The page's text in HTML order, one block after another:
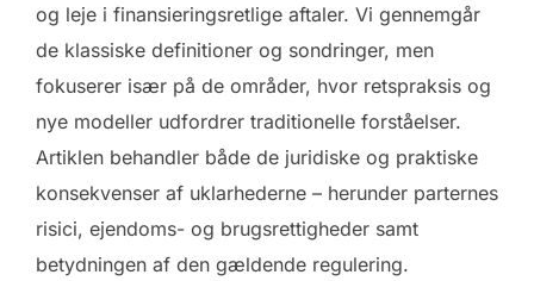
og leje i finansieringsretlige aftaler. Vi gennemgår
de klassiske definitioner og sondringer, men
fokuserer især på de områder, hvor retspraksis og
nye modeller udfordrer traditionelle forståelser.
Artiklen behandler både de juridiske og praktiske
konsekvenser af uklarhederne – herunder parternes
risici, ejendoms- og brugsrettigheder samt
betydningen af den gældende regulering.